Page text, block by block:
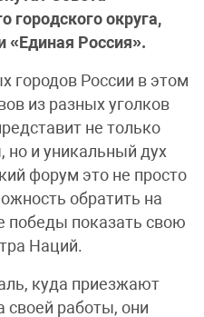
городского округа,
«Единая Россия».
городов России в этом
из разных уголков
не только
но и уникальный дух
форум это не просто
обратить на
победы показать свою
Наций.
куда приезжают
своей работы, они